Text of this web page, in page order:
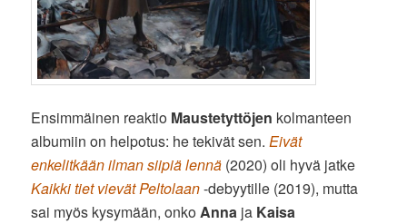
Ensimmäinen reaktio Maustetyttöjen kolmanteen
albumiin on helpotus: he tekivät sen.Eivät
enkelitkään ilman siipiä lennä (2020) oli hyvä jatke
Kaikki tiet vievät Peltolaan-debyytille (2019), mutta
sai myös kysymään, onkoAnna ja Kaisa